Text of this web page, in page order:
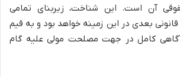
آن است. این شناخت، زیربنای تمامی
بعدی در این زمینه خواهد بود و به قیم
کامل در جهت مصلحت مولی علیه گام